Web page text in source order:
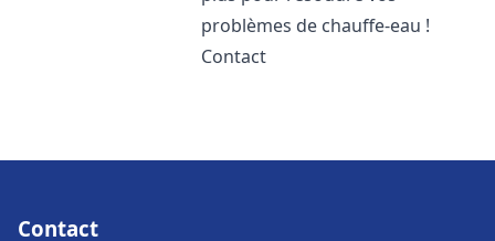
problèmes de chauffe-eau !
Contact
Contact